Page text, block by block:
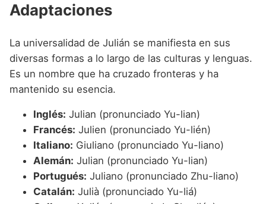
Adaptaciones
La universalidad de Julián se manifiesta en sus
diversas formas a lo largo de las culturas y lenguas.
Es un nombre que ha cruzado fronteras y ha
mantenido su esencia.
Inglés: Julian (pronunciado Yu-lian)
Francés: Julien (pronunciado Yu-lién)
Italiano: Giuliano (pronunciado Yu-liano)
Alemán: Julian (pronunciado Yu-lian)
Portugués: Juliano (pronunciado Zhu-liano)
Catalán: Julià (pronunciado Yu-liá)